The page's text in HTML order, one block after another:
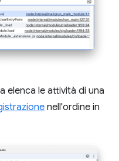
elenca le attività di una
nell'ordine in